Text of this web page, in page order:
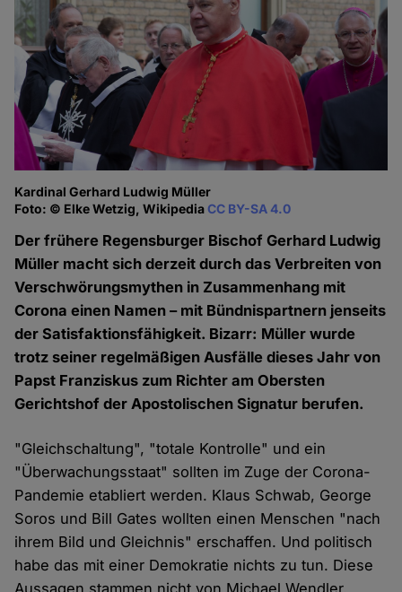
Kardinal Gerhard Ludwig Müller
Foto: © Elke Wetzig, WikipediaCC BY-SA 4.0
Der frühere Regensburger Bischof Gerhard Ludwig
Müller macht sich derzeit durch das Verbreiten von
Verschwörungsmythen in Zusammenhang mit
Corona einen Namen – mit Bündnispartnern jenseits
der Satisfaktionsfähigkeit. Bizarr: Müller wurde
trotz seiner regelmäßigen Ausfälle dieses Jahr von
Papst Franziskus zum Richter am Obersten
Gerichtshof der Apostolischen Signatur berufen.
"Gleichschaltung", "totale Kontrolle" und ein
"Überwachungsstaat" sollten im Zuge der Corona-
Pandemie etabliert werden. Klaus Schwab, George
Soros und Bill Gates wollten einen Menschen "nach
ihrem Bild und Gleichnis" erschaffen. Und politisch
habe das mit einer Demokratie nichts zu tun. Diese